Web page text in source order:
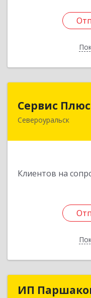
Сервис Плюс
Североуральск
Клиентов на
624480,
ИП
ИП